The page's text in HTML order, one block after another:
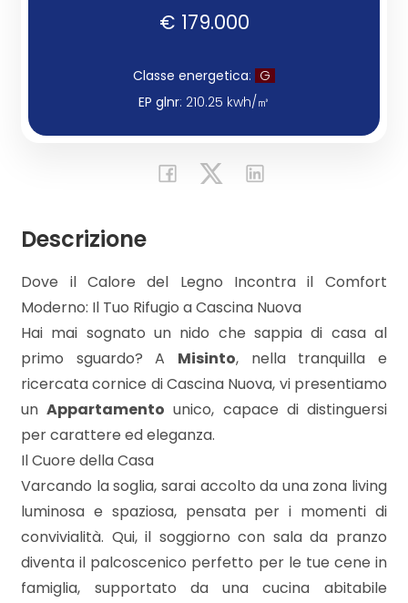
€ 179.000
Classe energetica: G
EP glnr: 210.25 kwh/㎥
Descrizione
Dove il Calore del Legno Incontra il Comfort
Moderno: Il Tuo Rifugio a Cascina Nuova
Hai mai sognato un nido che sappia di casa al
primo sguardo? A Misinto, nella tranquilla e
ricercata cornice di Cascina Nuova, vi presentiamo
unAppartamento unico, capace di distinguersi
per carattere ed eleganza.
Il Cuore della Casa
Varcando la soglia, sarai accolto da una zona living
luminosa e spaziosa, pensata per i momenti di
convivialità. Qui, il soggiorno con sala da pranzo
diventa il palcoscenico perfetto per le tue cene in
famiglia, supportato da una cucina abitabile
Totale
mq
Locali